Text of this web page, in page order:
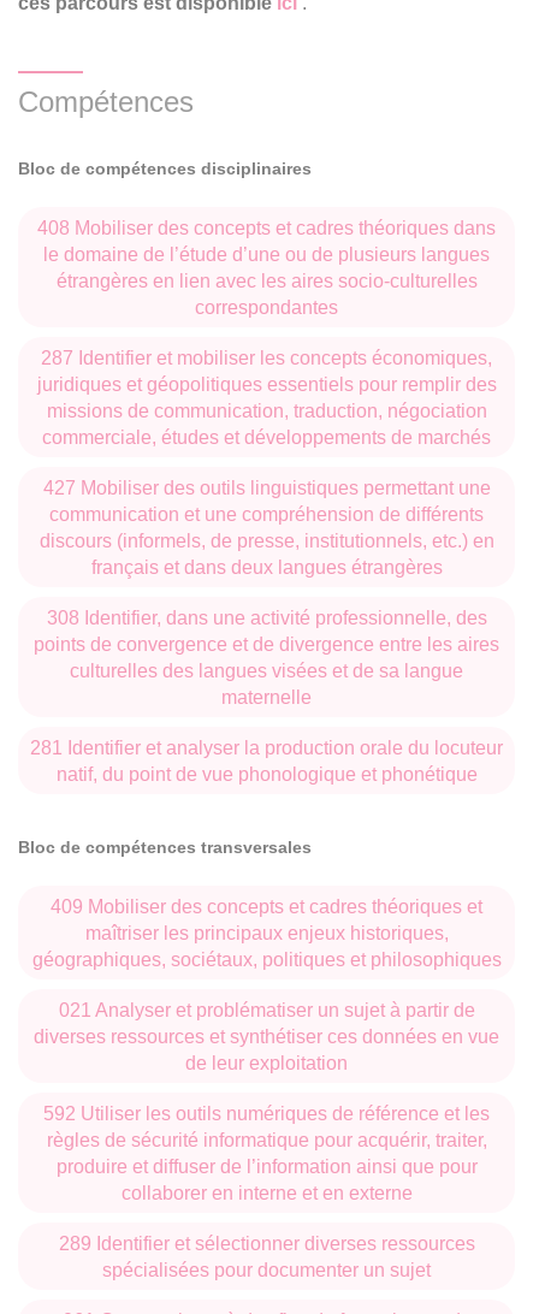
socio-économiques ont une importance égale.
l’international et «professionnalisante», notamment par le
3ème année
, en France ou à l’étranger.
Compétences
Bloc de compétences disciplinaires
408 Mobiliser des concepts et cadres théoriques dans
le domaine de l’étude d’une ou de plusieurs langues
étrangères en lien avec les aires socio-culturelles
correspondantes
287 Identifier et mobiliser les concepts économiques,
juridiques et géopolitiques essentiels pour remplir des
missions de communication, traduction, négociation
commerciale, études et développements de marchés
427 Mobiliser des outils linguistiques permettant une
communication et une compréhension de différents
discours (informels, de presse, institutionnels, etc.) en
français et dans deux langues étrangères
308 Identifier, dans une activité professionnelle, des
points de convergence et de divergence entre les aires
culturelles des langues visées et de sa langue
maternelle
281 Identifier et analyser la production orale du locuteur
natif, du point de vue phonologique et phonétique
Bloc de compétences transversales
409 Mobiliser des concepts et cadres théoriques et
maîtriser les principaux enjeux historiques,
géographiques, sociétaux, politiques et philosophiques
021 Analyser et problématiser un sujet à partir de
diverses ressources et synthétiser ces données en vue
de leur exploitation
592 Utiliser les outils numériques de référence et les
règles de sécurité informatique pour acquérir, traiter,
produire et diffuser de l’information ainsi que pour
collaborer en interne et en externe
289 Identifier et sélectionner diverses ressources
spécialisées pour documenter un sujet